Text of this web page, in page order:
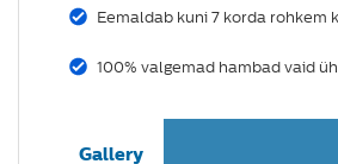
Eemaldab kuni 7 korda rohkem
100% valgemad hambad vaid
Gallery